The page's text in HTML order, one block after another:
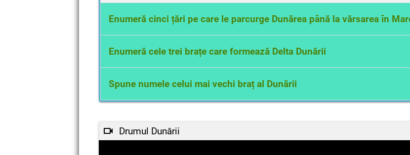
Enumeră cinci țări pe care le parcurge Dunărea până la vărsarea în
Germania, Austria, Slovacia, Ungaria, Croația, Serbia, România,
Enumeră cele trei brațe care formează Delta Dunării
Chilia, Sulina, Sfântu Gheorghe
Spune numele celui mai vechi braț al Dunării
Drumul Dunării